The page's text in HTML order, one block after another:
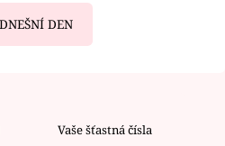
DEN
Vaše šťastná čísla